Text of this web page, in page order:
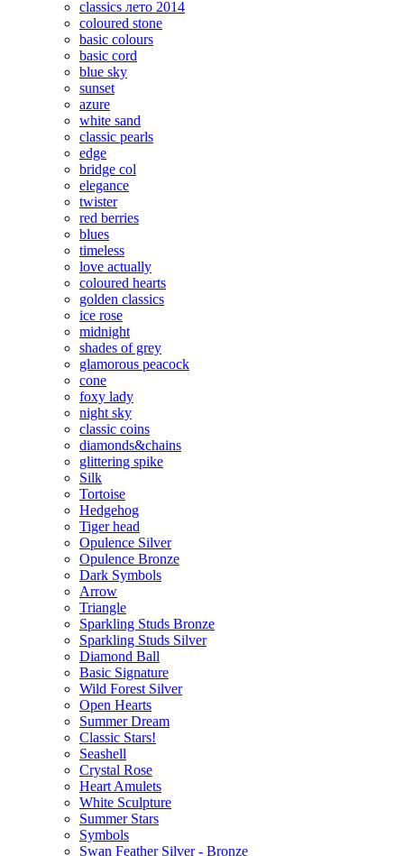
classics лето 2014
coloured stone
basic colours
basic cord
blue sky
sunset
azure
white sand
classic pearls
edge
bridge col
elegance
twister
red berries
blues
timeless
love actually
coloured hearts
golden classics
ice rose
midnight
shades of grey
glamorous peacock
cone
foxy lady
night sky
classic coins
diamonds&chains
glittering spike
Silk
Tortoise
Hedgehog
Tiger head
Opulence Silver
Opulence Bronze
Dark Symbols
Arrow
Triangle
Sparkling Studs Bronze
Sparkling Studs Silver
Diamond Ball
Basic Signature
Wild Forest Silver
Open Hearts
Summer Dream
Classic Stars!
Seashell
Crystal Rose
Heart Amulets
White Sculpture
Summer Stars
Symbols
Swan Feather Silver - Bronze